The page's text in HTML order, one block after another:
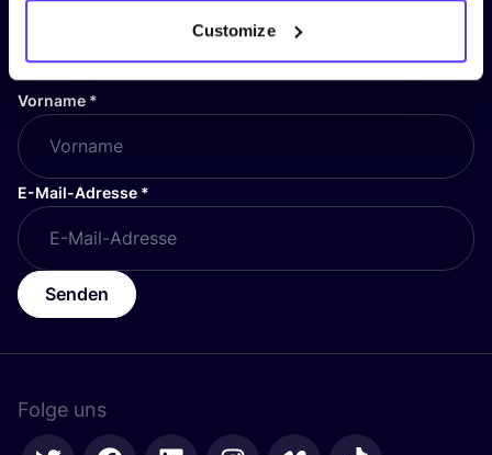
Customize
Abonniere unseren Newsletter
und bleibe auf dem Laufenden!
Vorname *
E-Mail-Adresse *
Senden
Folge uns